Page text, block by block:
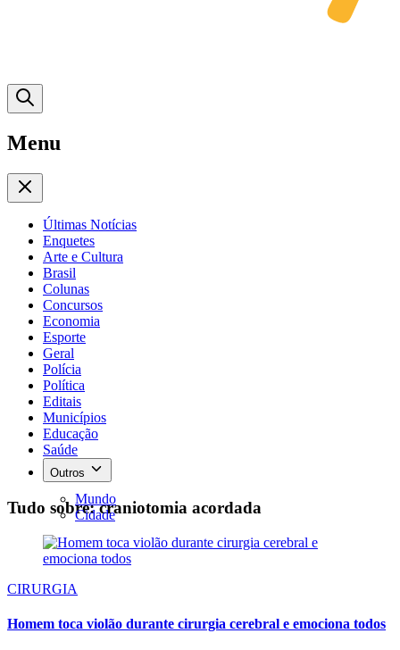
Menu
Últimas Notícias
Enquetes
Arte e Cultura
Brasil
Colunas
Concursos
Economia
Esporte
Geral
Polícia
Política
Editais
Municípios
Educação
Saúde
Outros
Mundo
Cidade
Tudo sobre: craniotomia acordada
CIRURGIA
Homem toca violão durante cirurgia cerebral e emociona todos